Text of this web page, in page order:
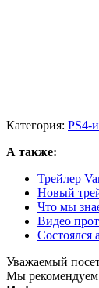
Категория: PS4-
А также:
Трейлер
Новый
Что мы
Видео
Состоялся
Уважаемый
Мы